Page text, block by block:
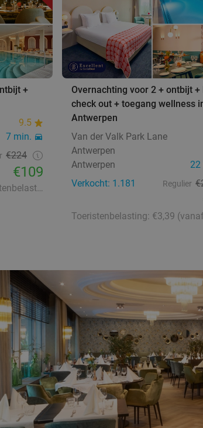
+
9.5
7 min.
€224
€109
Excl. ca. €2,20 p.p.p.n. toeristenbelasting
Overnachting voor 2 + ontbijt +
check out + toegang wellness
Antwerpen
Van der Valk Park Lane
Antwerpen
Antwerpen
22
Verkocht: 1.181
Regulier